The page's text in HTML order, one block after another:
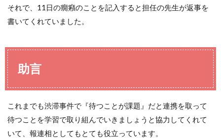
それで、11日の癇癪のことを記入すると担任の先生が返事を
書いてくれていました。
助言
これまでも渋滞事件で『待つことが課題』だと連携を取って
待つことを学習で取り組んでいきましょうと協力してくれて
いて、報連相としてもとても役立っています。